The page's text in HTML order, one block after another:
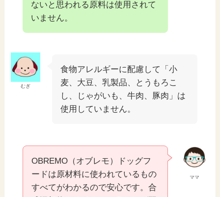
ないと思われる原料は使用されて
いません。
むぎ
食物アレルギーに配慮して「小
麦、大豆、乳製品、とうもろこ
し、じゃがいも、牛肉、豚肉」は
使用していません。
ママ
OBREMO（オブレモ）ドッグフ
ードは原材料に使われているもの
すべてがわかるので安心です。合